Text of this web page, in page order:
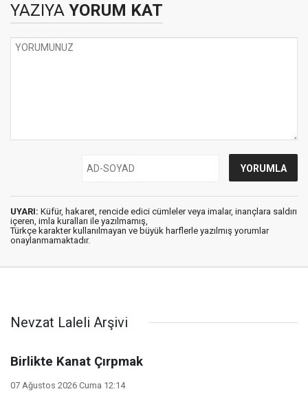
YAZIYA YORUM KAT
UYARI: Küfür, hakaret, rencide edici cümleler veya imalar, inançlara saldırı
içeren, imla kuralları ile yazılmamış,
Türkçe karakter kullanılmayan ve büyük harflerle yazılmış yorumlar
onaylanmamaktadır.
Nevzat Laleli Arşivi
Birlikte Kanat Çırpmak
07 Ağustos 2026 Cuma 12:14